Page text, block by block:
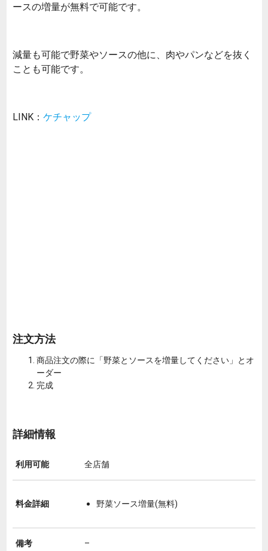
ースの増量が無料で可能です。
減量も可能で野菜やソースの他に、肉やパンなどを抜く
ことも可能です。
LINK： ケチャップ
注文方法
商品注文の際に「野菜とソースを増量してください」とオ
ーダー
完成
詳細情報
利用可能 全店舗
料金詳細 野菜ソース増量(無料)
備考 –